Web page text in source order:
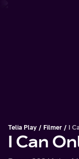
Telia Play Filmer I
I Can